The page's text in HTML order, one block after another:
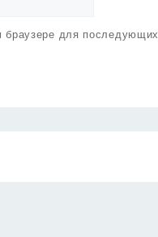
браузере для последующих